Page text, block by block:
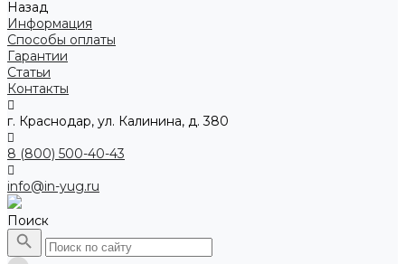
Назад
Информация
Способы оплаты
Гарантии
Статьи
Контакты
г. Краснодар, ул. Калинина, д. 380
8 (800) 500-40-43
info@in-yug.ru
Поиск